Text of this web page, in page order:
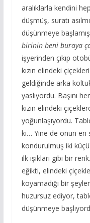
aralıklarla kendini
düşmüş, suratı
düşünmeye
birinin beni buraya
işyerinden çıkıp
kızın elindeki
geldiğinde arka
yaslıyordu. Başını
kızın elindeki
yoğunlaşıyordu.
ki… Yine de onun en
kondurulmuş iki
ilk ışıkları gibi bir
eğikti, elindeki
koyamadığı bir
huzursuz ediyor,
düşünmeye